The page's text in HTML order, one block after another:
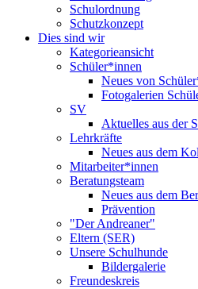
Schulordnung
Schutzkonzept
Dies sind wir
Kategorieansicht
Schüler*innen
Neues von
Fotogalerien
SV
Aktuelles aus der
Lehrkräfte
Neues aus dem
Mitarbeiter*innen
Beratungsteam
Neues aus dem
Prävention
"Der Andreaner"
Eltern (SER)
Unsere Schulhunde
Bildergalerie
Freundeskreis